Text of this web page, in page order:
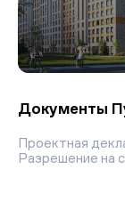
Документы
Проектная
Разрешение на